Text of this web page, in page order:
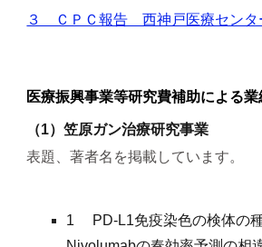
３ ＣＰＣ報告 西神戸医療センタ
医療振興事業等研究費補助による業
（1）笠原ガン治療研究事業
表題、著者名を掲載しています。
1 PD-L1免疫染色の検体の